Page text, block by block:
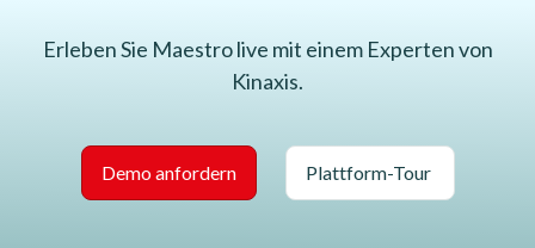
Erleben Sie Maestro live mit einem Experten von
Kinaxis.
Demo anfordern Plattform-Tour